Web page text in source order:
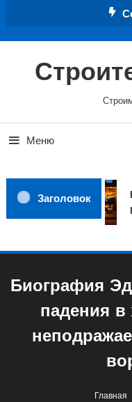
Меню
Заголовок
Биография
падения в
Главная